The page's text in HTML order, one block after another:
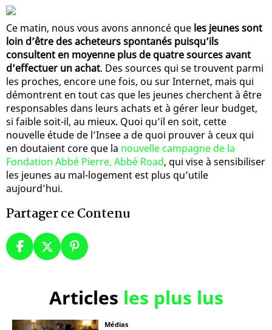
Ce matin, nous vous avons annoncé que les jeunes sont
loin d’être des acheteurs spontanés puisqu’ils
consultent en moyenne plus de quatre sources avant
d’effectuer un achat. Des sources qui se trouvent parmi
les proches, encore une fois, ou sur Internet, mais qui
démontrent en tout cas que les jeunes cherchent à être
responsables dans leurs achats et à gérer leur budget,
si faible soit-il, au mieux. Quoi qu’il en soit, cette
nouvelle étude de l’Insee a de quoi prouver à ceux qui
en doutaient core que la nouvelle campagne de la
Fondation Abbé Pierre, Abbé Road, qui vise à sensibiliser
les jeunes au mal-logement est plus qu’utile
aujourd’hui.
Partager ce Contenu
Articles les plus lus
Médias